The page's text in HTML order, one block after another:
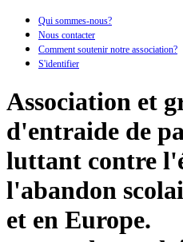
Qui sommes-nous?
Nous contacter
Comment soutenir notre association?
S'identifier
Association et
d'entraide de
luttant contre
l'abandon
et en Europe.